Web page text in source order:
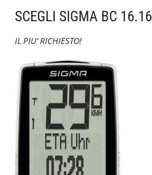
SCEGLI SIGMA BC 16.16
IL PIU’ RICHIESTO!